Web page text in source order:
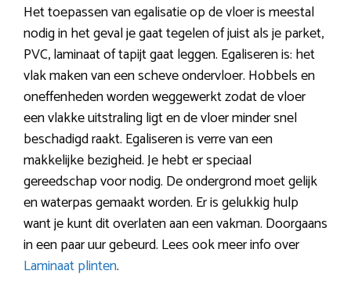
Het toepassen van egalisatie op de vloer is meestal
nodig in het geval je gaat tegelen of juist als je parket,
PVC, laminaat of tapijt gaat leggen. Egaliseren is: het
vlak maken van een scheve ondervloer. Hobbels en
oneffenheden worden weggewerkt zodat de vloer
een vlakke uitstraling ligt en de vloer minder snel
beschadigd raakt. Egaliseren is verre van een
makkelijke bezigheid. Je hebt er speciaal
gereedschap voor nodig. De ondergrond moet gelijk
en waterpas gemaakt worden. Er is gelukkig hulp
want je kunt dit overlaten aan een vakman. Doorgaans
in een paar uur gebeurd. Lees ook meer info over
Laminaat plinten.